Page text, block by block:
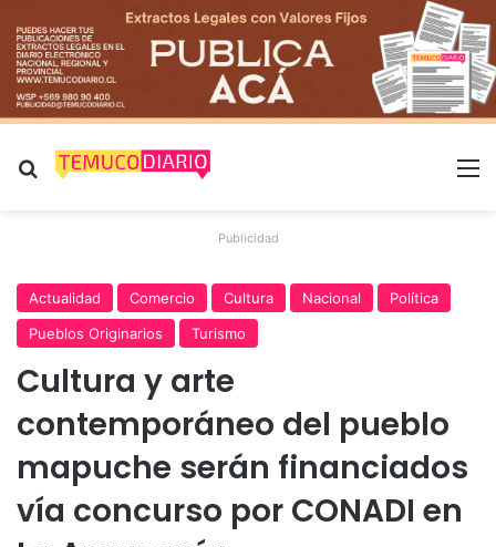
Buscar por
Publicidad
Actualidad Comercio Cultura Nacional
Política
Pueblos Originarios
Turismo
Cultura y arte
contemporáneo del pueblo
mapuche serán financiados
vía concurso por CONADI en